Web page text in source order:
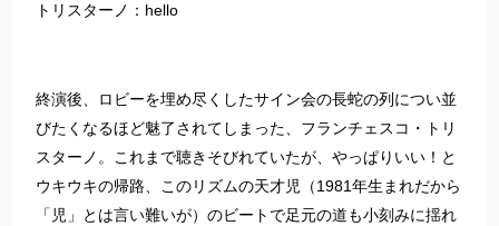
トリスターノ：hello
終演後、ロビーを埋め尽くしたサイン会の長蛇の列につい並
びたくなるほど魅了されてしまった、フランチェスコ・トリ
スターノ。これまで聴きそびれていたが、やっぱりいい！と
ウキウキの帰路、このリズムの天才児（1981年生まれだから
「児」とは言い難いが）のビートで足元の道も小刻みに揺れ